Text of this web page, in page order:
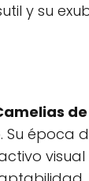
y su
Su época